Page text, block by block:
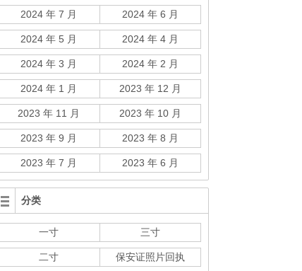
2024 年 7 月 2024 年 6 月
2024 年 5 月 2024 年 4 月
2024 年 3 月 2024 年 2 月
2024 年 1 月 2023 年 12 月
2023 年 11 月 2023 年 10 月
2023 年 9 月 2023 年 8 月
2023 年 7 月 2023 年 6 月
分类
一寸 三寸
二寸 保安证照片回执